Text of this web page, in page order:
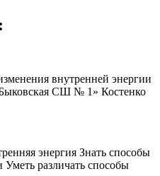
внутренней энергии
СШ № 1» Костенко
энергия Знать способы
различать способы